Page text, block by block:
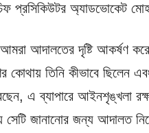
প্রসিকিউটর অ্যাডভোকেট
আদালতের দৃষ্টি আকর্ষণ
কোথায় তিনি কীভাবে ছিলেন
এ ব্যাপারে আইনশৃঙ্খলা
সেটি জানানোর জন্য আদালত